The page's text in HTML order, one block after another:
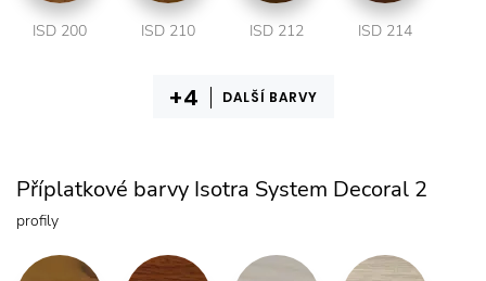
ISD 200 ISD 210 ISD 212 ISD 214
DALŠÍ BARVY
Příplatkové barvy Isotra System Decoral 2
profily